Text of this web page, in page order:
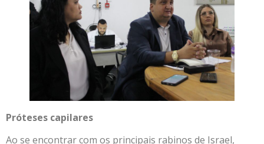
Próteses capilares
Ao se encontrar com os principais rabinos de Israel,